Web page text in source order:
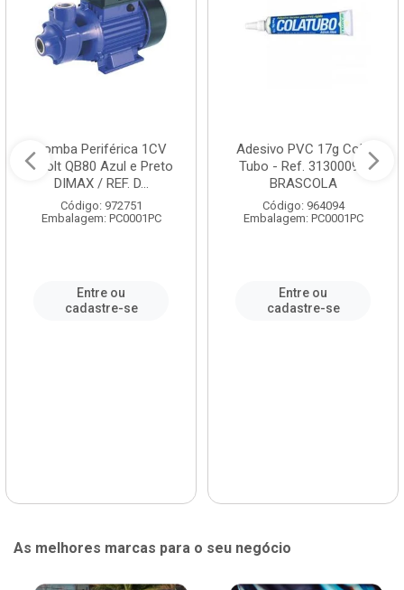
Bomba Periférica 1CV
Bivolt QB80 Azul e Preto
DIMAX / REF. D...
Código: 972751
Embalagem: PC0001PC
Entre ou
cadastre-se
Adesivo PVC 17g Cola
Tubo - Ref. 3130009 -
BRASCOLA
Código: 964094
Embalagem: PC0001PC
Entre ou
cadastre-se
As melhores marcas para o seu negócio